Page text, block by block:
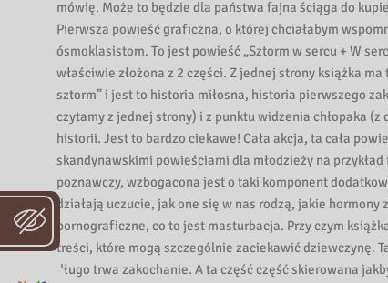
w
ó
d
z
k
a
i
m
.
K
o
m
mówię. Może to będzie dla państwa fajna ściąga do
Pierwsza powieść graficzna, o której chciałabym
ósmoklasistom. To jest powieść „Sztorm w sercu + W
właściwie złożona z 2 części. Z jednej strony książka
sztorm” i jest to historia miłosna, historia pierwszego
czytamy z jednej strony) i z punktu widzenia chłopaka
historii. Jest to bardzo ciekawe! Cała akcja, ta cała
skandynawskimi powieściami dla młodzieży na
poznawczy, wzbogacona jest o taki komponent
działają uczucie, jak one się w nas rodzą, jakie
pornograficzne, co to jest masturbacja. Przy czym
treści, które mogą szczególnie zaciekawić dziewczynę.
długo trwa zakochanie. A ta część część skierowana